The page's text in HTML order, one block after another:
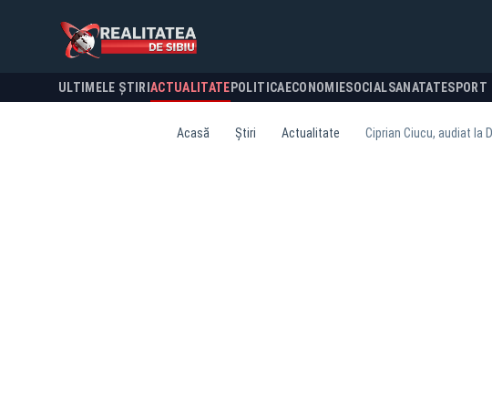
ULTIMELE ȘTIRI ACTUALITATE POLITICA ECONOMIESOCIALSANATATESPORT
Acasă Știri Actualitate Ciprian Ciucu, audiat la